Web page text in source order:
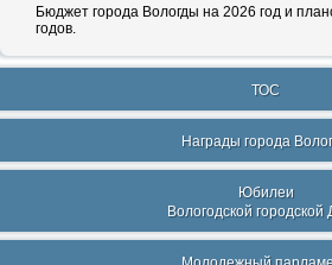
Бюджет города Вологды на 2026 год и
годов.
ТОС
Награды города
Юбилеи
Вологодской